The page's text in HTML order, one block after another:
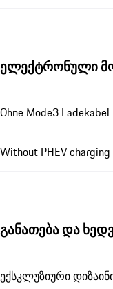
ელექტრონული
Ohne Mode3 Ladekabel
Without PHEV
განათება და
ექსკლუზიური